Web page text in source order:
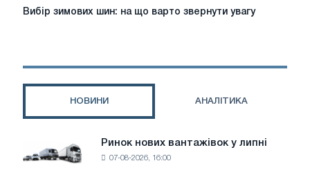
Вибір
що
Вибір зимових шин: на що варто звернути увагу
НОВИНИ АНАЛІТИКА
Ринок
нових
Ринок нових вантажівок у липні
07-08-2026, 16:00